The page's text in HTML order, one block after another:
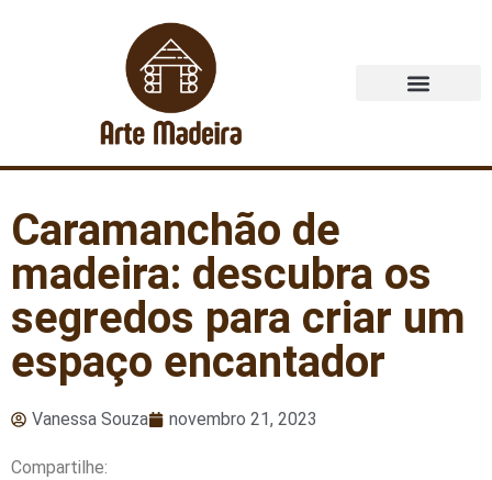
Caramanchão de
madeira: descubra os
segredos para criar um
espaço encantador
Vanessa Souza novembro 21, 2023
Compartilhe: